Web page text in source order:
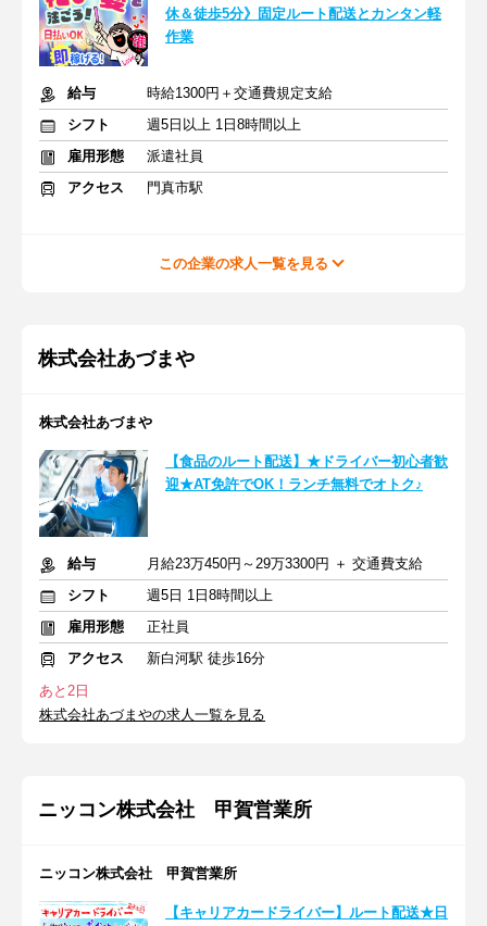
休＆徒歩5分》固定ルート配送とカンタン軽
作業
給与
時給1300円＋交通費規定支給
シフト
週5日以上 1日8時間以上
雇用形態
派遣社員
アクセス
門真市駅
この企業の求人一覧を見る
株式会社あづまや
株式会社あづまや
【食品のルート配送】★ドライバー初心者歓
迎★AT免許でOK！ランチ無料でオトク♪
給与
月給23万450円～29万3300円 ＋ 交通費支給
シフト
週5日 1日8時間以上
雇用形態
正社員
アクセス
新白河駅 徒歩16分
あと2日
株式会社あづまやの求人一覧を見る
ニッコン株式会社 甲賀営業所
ニッコン株式会社 甲賀営業所
【キャリアカードライバー】ルート配送★日